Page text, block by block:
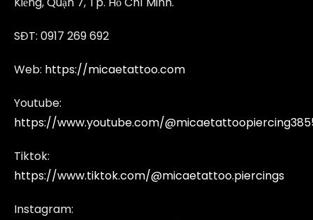
SĐT: 0917 269 692‬
Web: https://micaetattoo.com
Youtube:
https://www.youtube.com/
Tiktok:
https://www.tiktok.com/@micaetattoo.piercings
Instagram: